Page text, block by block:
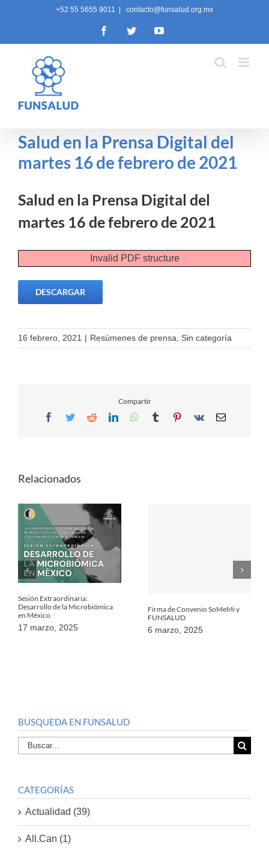
+52 55 5655 9011 contacto@funsalud.org.mx
FacebookTwitterYouTube
Salud en la Prensa Digital del
martes 16 de febrero de 2021
Salud en la Prensa Digital del
martes 16 de febrero de 2021
Invalid PDF structure
DESCARGAR
16 febrero, 2021 | Resúmenes de prensa, Sin categoría
Compartir
Facebook
TwitterRedditLinkedInWhatsApp
TumblrPinterest
Vk Email
Relacionados
Sesión Extraordinaria:
Desarrollo de la Microbiómica
en México
17 marzo, 2025
Firma de Convenio SoMeMi y
FUNSALUD
6 marzo, 2025
BUSQUEDA EN FUNSALUD
Buscar
por:
CATEGORÍAS
Actualidad (39)
All.Can (1)